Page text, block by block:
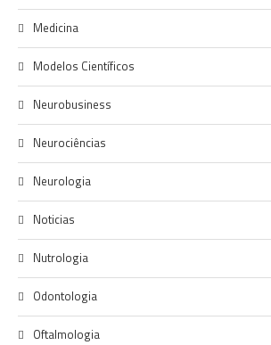
Medicina
Modelos Científicos
Neurobusiness
Neurociências
Neurologia
Noticias
Nutrologia
Odontologia
Oftalmologia